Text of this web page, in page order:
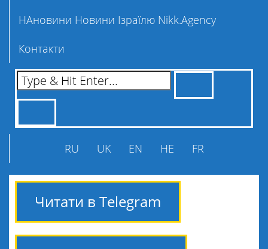
НАновини Новини Ізраїлю Nikk.Agency
Контакти
RU UK EN HE FR
Читати в Telegram